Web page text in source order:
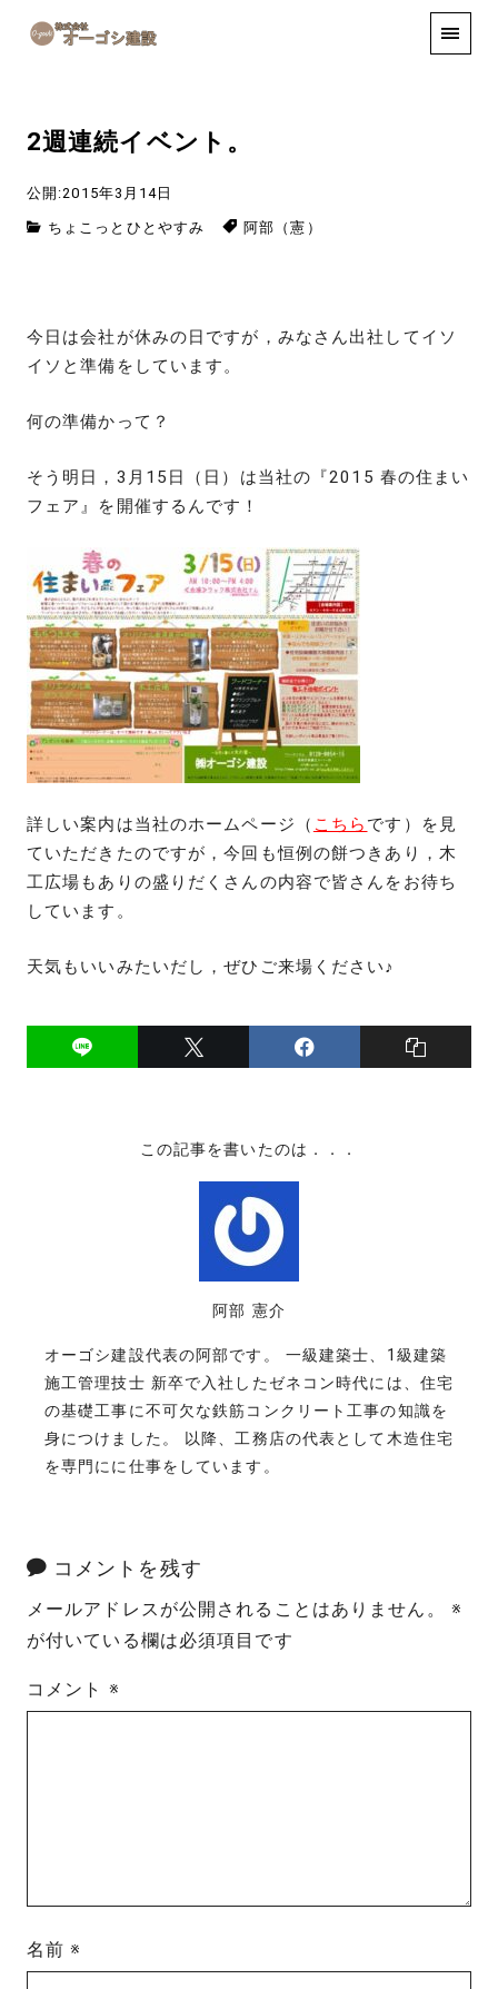
手しごと
2週連続イベント。
公開:2015年3月14日
ちょこっとひとやすみ 阿部（憲）
今日は会社が休みの日ですが，みなさん出社してイソ
イソと準備をしています。
何の準備かって？
そう明日，3月15日（日）は当社の『2015 春の住まい
フェア』を開催するんです！
詳しい案内は当社のホームページ（ こちら です）を見
ていただきたのですが，今回も恒例の餅つきあり，木
工広場もありの盛りだくさんの内容で皆さんをお待ち
しています。
天気もいいみたいだし，ぜひご来場ください♪
この記事を書いたのは．．．
阿部 憲介
オーゴシ建設代表の阿部です。 一級建築士、1級建築
施工管理技士 新卒で入社したゼネコン時代には、住宅
の基礎工事に不可欠な鉄筋コンクリート工事の知識を
身につけました。 以降、工務店の代表として木造住宅
を専門にに仕事をしています。
コメントを残す
メールアドレスが公開されることはありません。
※
が付いている欄は必須項目です
コメント ※
名前※